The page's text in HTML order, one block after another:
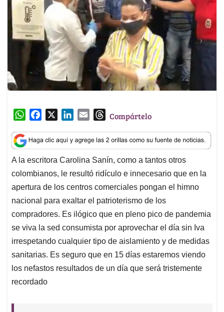
W
a
t
s
A
p
p
c
e
b
o
o
k
n
k
e
d
I
n
a
i
l
T
r
e
a
d
s
Compártelo
A la escritora Carolina Sanín, como a tantos otros
colombianos, le resultó ridículo e innecesario que en la
apertura de los centros comerciales pongan el himno
nacional para exaltar el patrioterismo de los
compradores. Es ilógico que en pleno pico de pandemia
se viva la sed consumista por aprovechar el día sin Iva
irrespetando cualquier tipo de aislamiento y de medidas
sanitarias. Es seguro que en 15 días estaremos viendo
los nefastos resultados de un día que será tristemente
recordado